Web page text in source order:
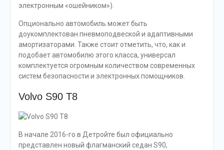
электронным «ошейником»).
Опционально автомобиль может быть
доукомплектован пневмоподвеской и адаптивными
амортизаторами. Также стоит отметить, что, как и
подобает автомобилю этого класса, универсал
комплектуется огромным количеством современных
систем безопасности и электронных помощников.
Volvo S90 T8
В начале 2016-го в Детройте был официально
представлен новый флагманский седан S90,